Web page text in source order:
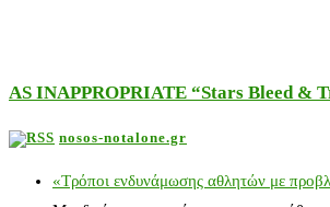
AS INAPPROPRIATE “Stars Bleed &
nosos-notalone.gr
«Τρόποι ενδυνάμωσης αθλητών με